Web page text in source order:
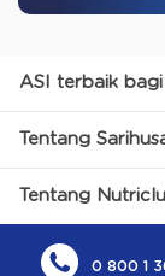
ASI terbaik
Tentang
Tentang
0 800 1